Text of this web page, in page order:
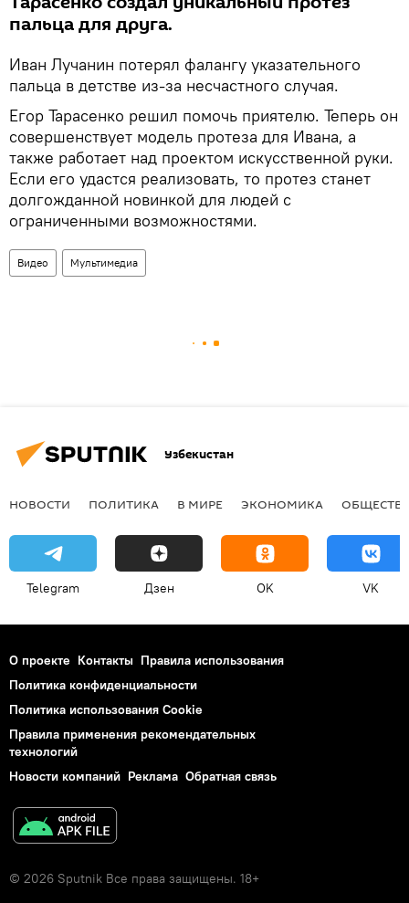
пальца для друга.
Иван Лучанин потерял фалангу указательного
пальца в детстве из-за несчастного случая.
Егор Тарасенко решил помочь приятелю. Теперь он
совершенствует модель протеза для Ивана, а
также работает над проектом искусственной руки.
Если его удастся реализовать, то протез станет
долгожданной новинкой для людей с
ограниченными возможностями.
Видео Мультимедиа
Узбекистан
НОВОСТИ ПОЛИТИКА В МИРЕ ЭКОНОМИКА
Telegram Дзен OK VK
О проекте Контакты Правила использования
Политика конфиденциальности
Политика использования Cookie
Правила применения рекомендательных
технологий
Новости компаний Реклама Обратная связь
© 2026 Sputnik Все права защищены. 18+